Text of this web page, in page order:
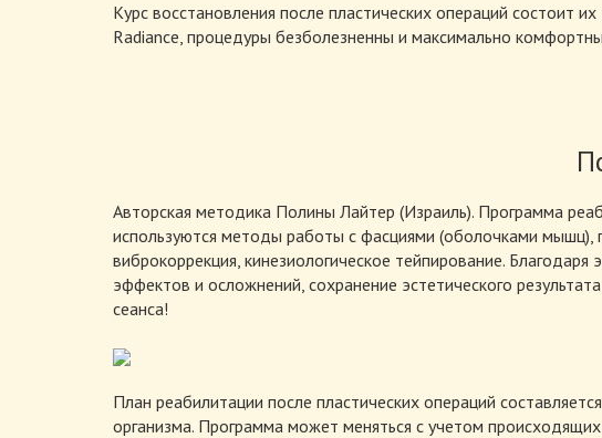
Курс восстановления после пластических операций состоит
Radiance, процедуры безболезненны и максимально
Авторская методика Полины Лайтер (Израиль). Программа
используются методы работы с фасциями (оболочками мышц),
виброкоррекция, кинезиологическое тейпирование.
эффектов и осложнений, сохранение эстетического
сеанса!
План реабилитации после пластических операций
организма. Программа может меняться с учетом